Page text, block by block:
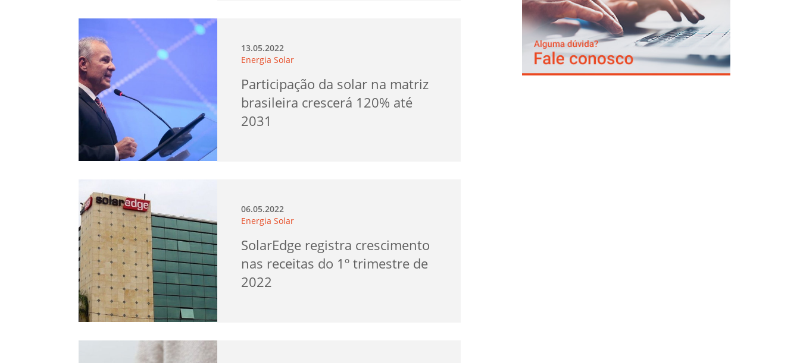
13.05.2022
Energia Solar
Participação da solar na matriz
brasileira crescerá 120% até
2031
06.05.2022
Energia Solar
SolarEdge registra crescimento
nas receitas do 1º trimestre de
2022